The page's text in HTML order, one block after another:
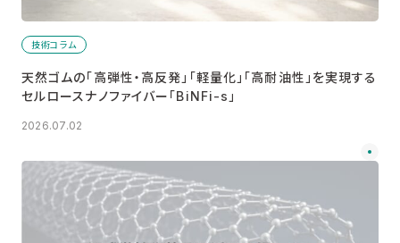
技術コラム
天然ゴムの「高弾性・高反発」「軽量化」「高耐油性」を実現する
セルロースナノファイバー「BiNFi-s」
2026.07.02